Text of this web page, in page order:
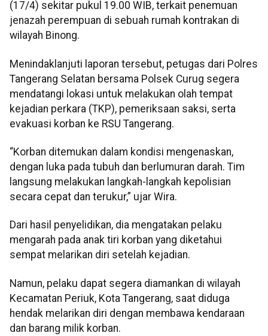
(17/4) sekitar pukul 19.00 WIB, terkait penemuan
jenazah perempuan di sebuah rumah kontrakan di
wilayah Binong.
Menindaklanjuti laporan tersebut, petugas dari Polres
Tangerang Selatan bersama Polsek Curug segera
mendatangi lokasi untuk melakukan olah tempat
kejadian perkara (TKP), pemeriksaan saksi, serta
evakuasi korban ke RSU Tangerang.
“Korban ditemukan dalam kondisi mengenaskan,
dengan luka pada tubuh dan berlumuran darah. Tim
langsung melakukan langkah-langkah kepolisian
secara cepat dan terukur,” ujar Wira.
Dari hasil penyelidikan, dia mengatakan pelaku
mengarah pada anak tiri korban yang diketahui
sempat melarikan diri setelah kejadian.
Namun, pelaku dapat segera diamankan di wilayah
Kecamatan Periuk, Kota Tangerang, saat diduga
hendak melarikan diri dengan membawa kendaraan
dan barang milik korban.